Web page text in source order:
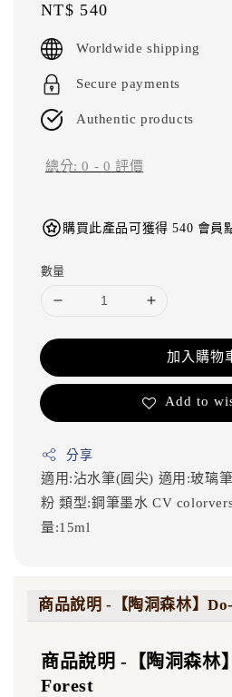
Regular
price
NT$ 540
Worldwide shipping
Secure payments
Authentic products
總分:0 - 0 評價
購買此產品可獲得 540 會員
數量
加入購物
Add to
分享
適用:沾水筆(圓尖) 適用:玻璃筆
粉類型:鋼筆墨水CV
量:15ml
商品說明 -【陶洞森林】
商品說明 -【陶洞森林
Forest